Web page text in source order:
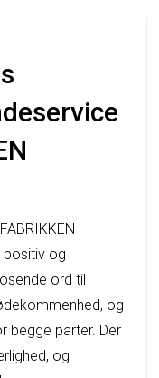
og
ord til
og
begge parter. Der
og